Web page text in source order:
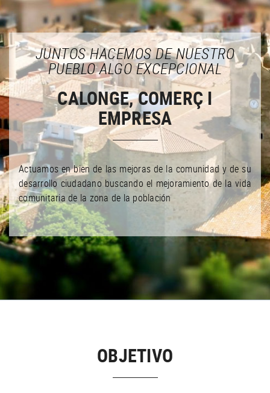
JUNTOS HACEMOS DE NUESTRO
PUEBLO ALGO EXCEPCIONAL
CALONGE, COMERÇ I
EMPRESA
Actuamos en bien de las mejoras de la comunidad y de su
desarrollo ciudadano buscando el mejoramiento de la vida
comunitaria de la zona de la población
OBJETIVO